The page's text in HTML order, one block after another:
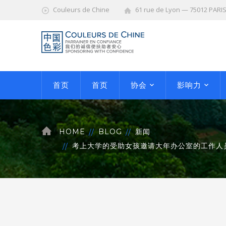
Couleurs de Chine 61 rue de Lyon — 75012
首页 首页 协会 影响力
HOME BLOG
新闻
考上大学的受助女孩邀请大年办公室的工作人